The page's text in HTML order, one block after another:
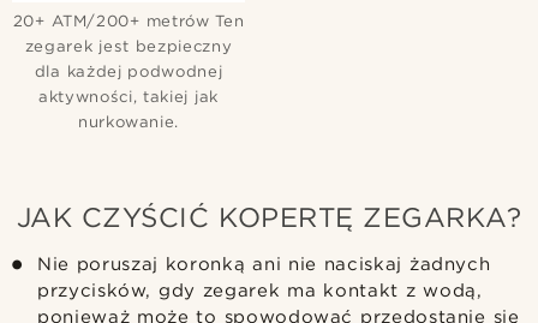
20+ ATM/200+ metrów Ten
zegarek jest bezpieczny
dla każdej podwodnej
aktywności, takiej jak
nurkowanie.
JAK CZYŚCIĆ KOPERTĘ ZEGARKA?
Nie poruszaj koronką ani nie naciskaj żadnych
przycisków, gdy zegarek ma kontakt z wodą,
ponieważ może to spowodować przedostanie się